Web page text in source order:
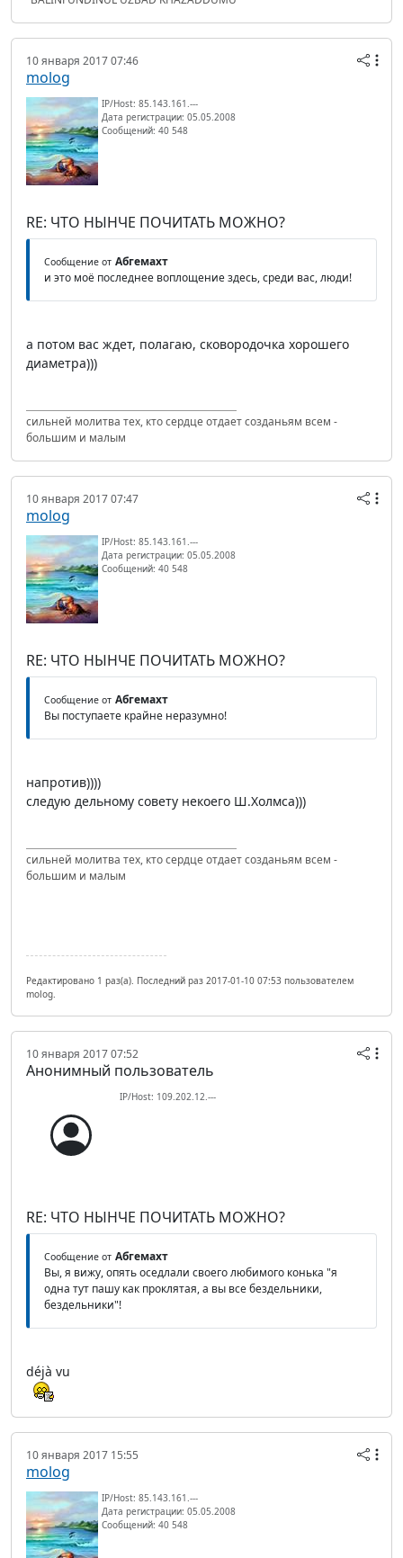
10 января 2017 07:46
molog
IP/Host: 85.143.161.---
Дата регистрации: 05.05.2008
Сообщений: 40 548
RE: ЧТО НЫНЧЕ ПОЧИТАТЬ МОЖНО?
Сообщение от Абгемахт
и это моё последнее воплощение здесь, среди вас, люди!
а потом вас ждет, полагаю, сковородочка хорошего
диаметра)))
сильней молитва тех, кто сердце отдает созданьям всем -
большим и малым
10 января 2017 07:47
molog
IP/Host: 85.143.161.---
Дата регистрации: 05.05.2008
Сообщений: 40 548
RE: ЧТО НЫНЧЕ ПОЧИТАТЬ МОЖНО?
Сообщение от Абгемахт
Вы поступаете крайне неразумно!
напротив))))
следую дельному совету некоего Ш.Холмса)))
сильней молитва тех, кто сердце отдает созданьям всем -
большим и малым
Редактировано 1 раз(а). Последний раз 2017-01-10 07:53 пользователем
molog.
10 января 2017 07:52
Анонимный пользователь
IP/Host: 109.202.12.---
RE: ЧТО НЫНЧЕ ПОЧИТАТЬ МОЖНО?
Сообщение от Абгемахт
Вы, я вижу, опять оседлали своего любимого конька "я
одна тут пашу как проклятая, а вы все бездельники,
бездельники"!
déjà vu
10 января 2017 15:55
molog
IP/Host: 85.143.161.---
Дата регистрации: 05.05.2008
Сообщений: 40 548